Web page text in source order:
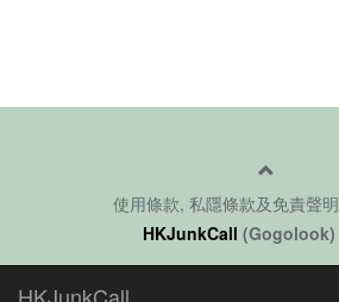
使用條款, 私隱條款及免責聲明
HKJunkCall (Gogolook)